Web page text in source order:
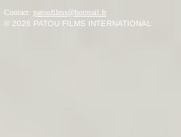
Contact: patoufilms@hotmail.fr
© 2026 PATOU FILMS INTERNATIONAL